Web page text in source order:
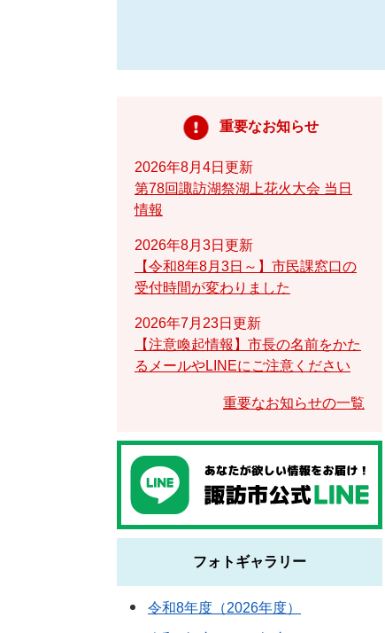
重要なお知らせ
2026年8月4日更新
第78回諏訪湖祭湖上花火大会 当日
情報
2026年8月3日更新
【令和8年8月3日～】市民課窓口の
受付時間が変わりました
2026年7月23日更新
【注意喚起情報】市長の名前をかた
るメールやLINEにご注意ください
重要なお知らせの一覧
フォトギャラリー
令和8年度（2026年度）